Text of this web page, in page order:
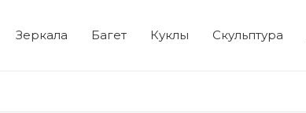
Зеркала Багет Куклы Скульптура